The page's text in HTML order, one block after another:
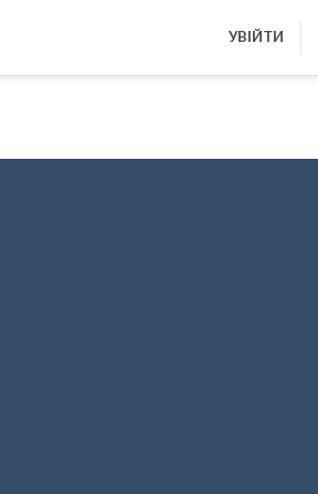
УВІЙТИ